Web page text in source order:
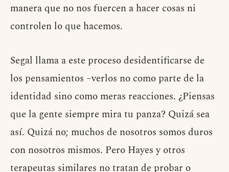
manera que no nos fuercen a hacer cosas ni
controlen lo que hacemos.
Segal llama a este proceso desidentificarse de
los pensamientos –verlos no como parte de la
identidad sino como meras reacciones. ¿Piensas
que la gente siempre mira tu panza? Quizá sea
así. Quizá no; muchos de nosotros somos duros
con nosotros mismos. Pero Hayes y otros
terapeutas similares no tratan de probar o